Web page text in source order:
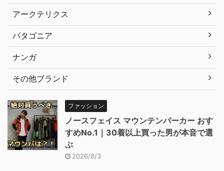
アークテリクス
パタゴニア
ナンガ
その他ブランド
ファッション
ノースフェイス マウンテンパーカー おす
すめNo.1｜30着以上買った男が本音で選
ぶ
2026/8/3